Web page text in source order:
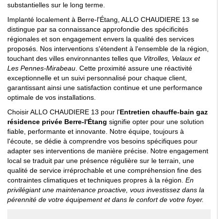
substantielles sur le long terme.
Implanté localement à Berre-l'Étang, ALLO CHAUDIERE 13 se
distingue par sa connaissance approfondie des spécificités
régionales et son engagement envers la qualité des services
proposés. Nos interventions s'étendent à l'ensemble de la région,
touchant des villes environnantes telles que Vitrolles, Velaux et
Les Pennes-Mirabeau. Cette proximité assure une réactivité
exceptionnelle et un suivi personnalisé pour chaque client,
garantissant ainsi une satisfaction continue et une performance
optimale de vos installations.
Choisir ALLO CHAUDIERE 13 pour l'Entretien chauffe-bain gaz
résidence privée Berre-l'Étang signifie opter pour une solution
fiable, performante et innovante. Notre équipe, toujours à
l'écoute, se dédie à comprendre vos besoins spécifiques pour
adapter ses interventions de manière précise. Notre engagement
local se traduit par une présence régulière sur le terrain, une
qualité de service irréprochable et une compréhension fine des
contraintes climatiques et techniques propres à la région. En
privilégiant une maintenance proactive, vous investissez dans la
pérennité de votre équipement et dans le confort de votre foyer.